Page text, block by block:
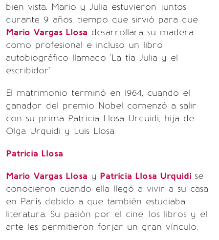
bien vista. Mario y Julia estuvieron juntos
durante 9 años, tiempo que sirvió para que
Mario Vargas Llosa desarrollara su madera
como profesional e incluso un libro
autobiográfico llamado 'La tía Julia y el
escribidor'.
El matrimonio terminó en 1964, cuando el
ganador del premio Nobel comenzó a salir
con su prima Patricia Llosa Urquidi, hija de
Olga Urquidi y Luis Llosa.
Patricia Llosa
Mario Vargas Llosa y Patricia Llosa Urquidi se
conocieron cuando ella llegó a vivir a su casa
en París debido a que también estudiaba
literatura. Su pasión por el cine, los libros y el
arte les permitieron forjar un gran vínculo.